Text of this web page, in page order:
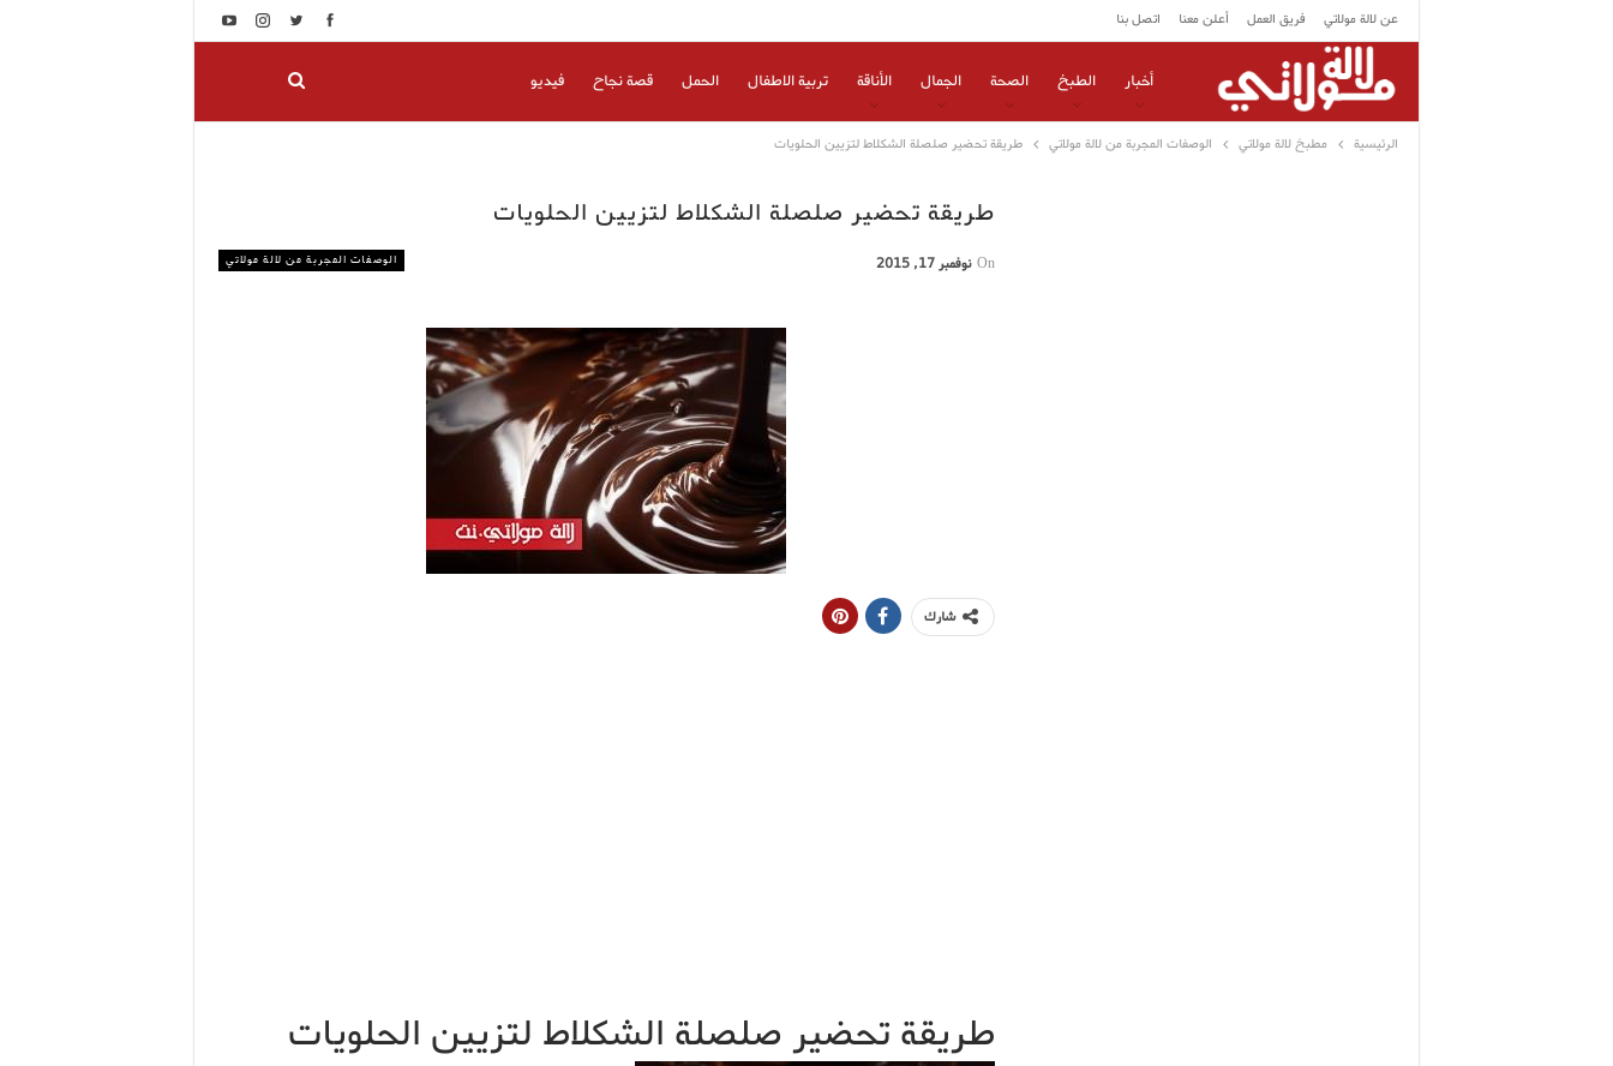
عن لالة مولاتي فريق العمل أعلن معنا اتصل بنا
أخبار الطبخ الصحة الجمال الأناقة تربية الاطفال الحمل قصة نجاح فيديو
الرئيسية مطبخ لالة مولاتي الوصفات المجربة من لالة مولاتي طريقة تحضير صلصلة الشكلاط لتزيين الحلويات
طريقة تحضير صلصلة الشكلاط لتزيين الحلويات
الوصفات المجربة من لالة مولاتي On نوفمبر 17, 2015
شارك
طريقة تحضير صلصلة الشكلاط لتزيين الحلويات